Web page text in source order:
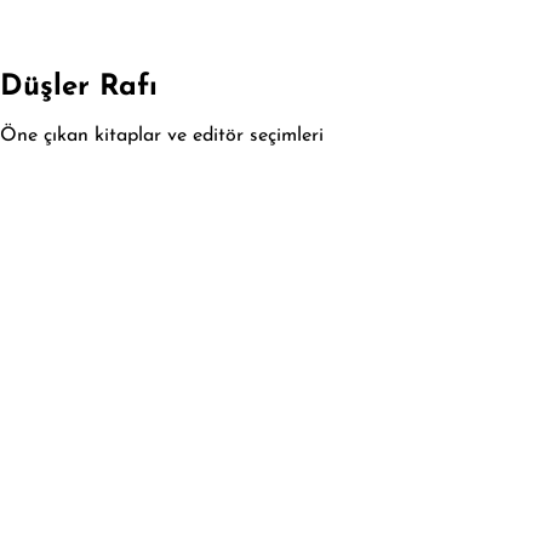
Düşler Rafı
Öne çıkan kitaplar ve editör seçimleri